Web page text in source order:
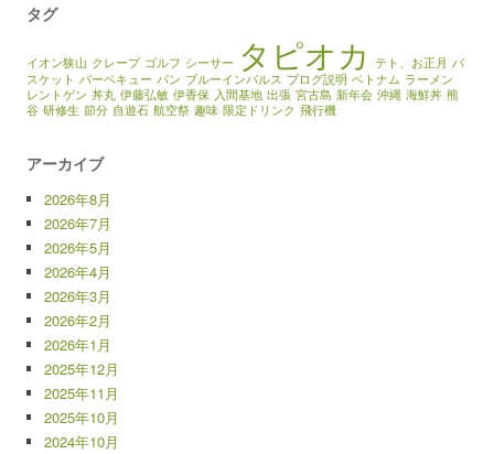
タグ
イオン狭山 クレープ ゴルフ シーサー タピオカ テト、お正月 バ
スケット バーベキュー パン ブルーインパルス ブログ説明 ベトナム ラーメン
レントゲン 丼丸 伊藤弘敏 伊香保 入間基地 出張 宮古島 新年会 沖縄 海鮮丼 熊
谷 研修生 節分 自遊石 航空祭 趣味 限定ドリンク 飛行機
アーカイブ
2026年8月
2026年7月
2026年5月
2026年4月
2026年3月
2026年2月
2026年1月
2025年12月
2025年11月
2025年10月
2024年10月